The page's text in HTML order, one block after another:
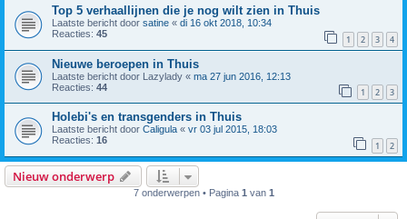
Top 5 verhaallijnen die je nog wilt zien in Thuis
Laatste bericht door satine « di 16 okt 2018, 10:34
Reacties: 45 1 2 3 4
Nieuwe beroepen in Thuis
Laatste bericht door Lazylady « ma 27 jun 2016, 12:13
Reacties: 44 1 2 3
Holebi's en transgenders in Thuis
Laatste bericht door Caligula « vr 03 jul 2015, 18:03
Reacties: 16 1 2
Nieuw onderwerp
7 onderwerpen • Pagina 1 van 1